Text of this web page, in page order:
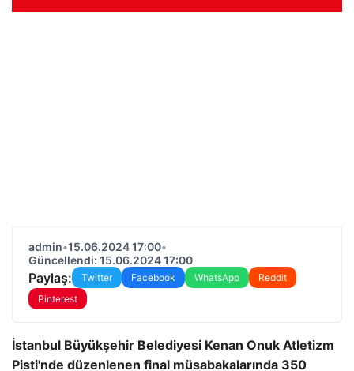
admin•15.06.2024 17:00•
Güncellendi: 15.06.2024 17:00
Paylaş: Twitter Facebook WhatsApp
Reddit
Pinterest
İstanbul Büyükşehir Belediyesi Kenan Onuk Atletizm
Pisti'nde düzenlenen final müsabakalarında 350